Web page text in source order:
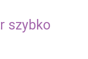
szybko